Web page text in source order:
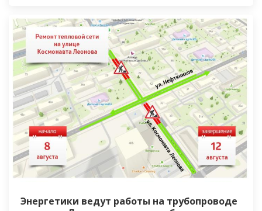
Энергетики ведут работы на трубопроводе